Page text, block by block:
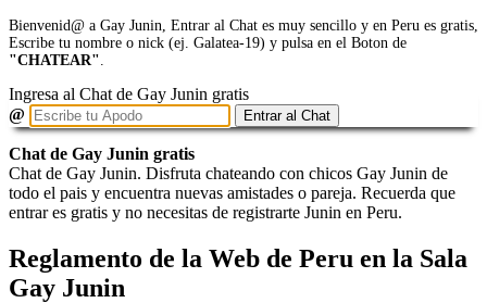
Bienvenid@ a Gay Junin, Entrar al Chat es muy sencillo y en Peru es gratis,
Escribe tu nombre o nick (ej. Galatea-19) y pulsa en el Boton de
"CHATEAR"
Ingresa al Chat de Gay Junin gratis
@
Entrar al Chat
Chat de Gay Junin gratis
Chat de Gay Junin. Disfruta chateando con chicos Gay Junin de
todo el pais y encuentra nuevas amistades o pareja. Recuerda que
entrar es gratis y no necesitas de registrarte Junin en Peru.
Reglamento de la Web de Peru en la Sala
Gay Junin